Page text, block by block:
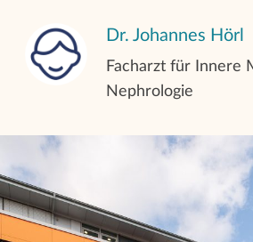
Dr. Johannes Hörl
Facharzt für Innere
Nephrologie